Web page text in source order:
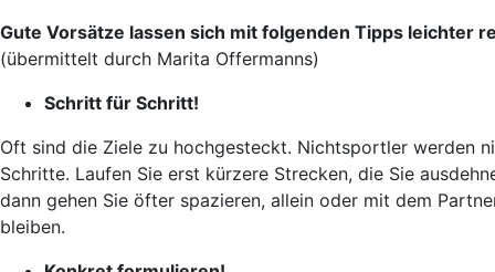
Gute Vorsätze lassen sich mit folgenden Tipps leichter
(übermittelt durch Marita Offermanns)
Schritt für Schritt!
Oft sind die Ziele zu hochgesteckt. Nichtsportler werden
Schritte. Laufen Sie erst kürzere Strecken, die Sie
dann gehen Sie öfter spazieren, allein oder mit dem
bleiben.